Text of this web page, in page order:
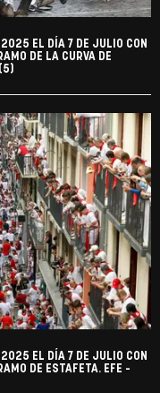
2025 EL DÍA 7 DE JULIO CON
DE LA CURVA DE
2025 EL DÍA 7 DE JULIO CON
DE ESTAFETA. EFE -